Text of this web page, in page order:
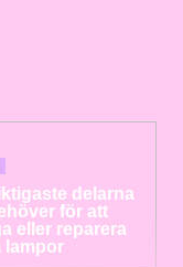
delarna
för att
eller reparera
lampor